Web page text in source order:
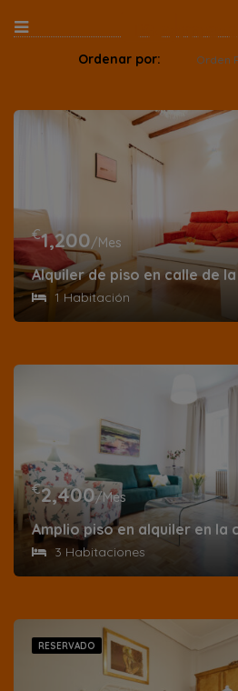
Ordenar por: Orden
€1,200/Mes
Alquiler de piso en calle de
1 Habitación
€2,400/Mes
Amplio piso en alquiler en la
3 Habitaciones
RESERVADO